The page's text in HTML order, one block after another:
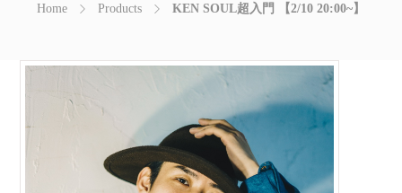
Home Products KEN SOUL超入門 【2/10 20:00~】